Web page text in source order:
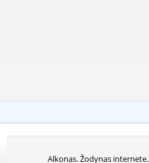
Alkonas. Žodynas internete.